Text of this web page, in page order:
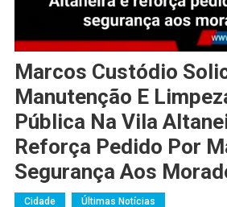
Marcos Custódio
Manutenção E
Pública Na Vila
Reforça Pedido Por
Segurança Aos
Cidade Últimas Notícias